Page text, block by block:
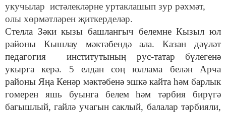
укучылар истәлекләрне уртаклашып зур рәхмәт,
олы хөрмәтләрен җиткерделәр.
Стелла Зәки кызы башлангыч белемне Кызыл юл
районы Кышлау мәктәбендә ала. Казан дәүләт
педагогия институтының рус-татар бүлегенә
укырга керә. 5 елдан соң юллама белән Арча
районы Яңа Кенәр мәктәбенә эшкә кайта һәм барлык
гомерен яшь буынга белем һәм тәрбия бирүгә
багышлый, гайлә учагын саклый, балалар тәрбияли,